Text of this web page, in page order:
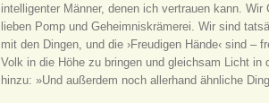
intelligenter Männer, denen ich vertrauen kann.
lieben Pomp und Geheimniskrämerei. Wir sind
mit den Dingen, und die ›Freudigen Hände‹ sind
Volk in die Höhe zu bringen und gleichsam Licht
hinzu: »Und außerdem noch allerhand ähnliche